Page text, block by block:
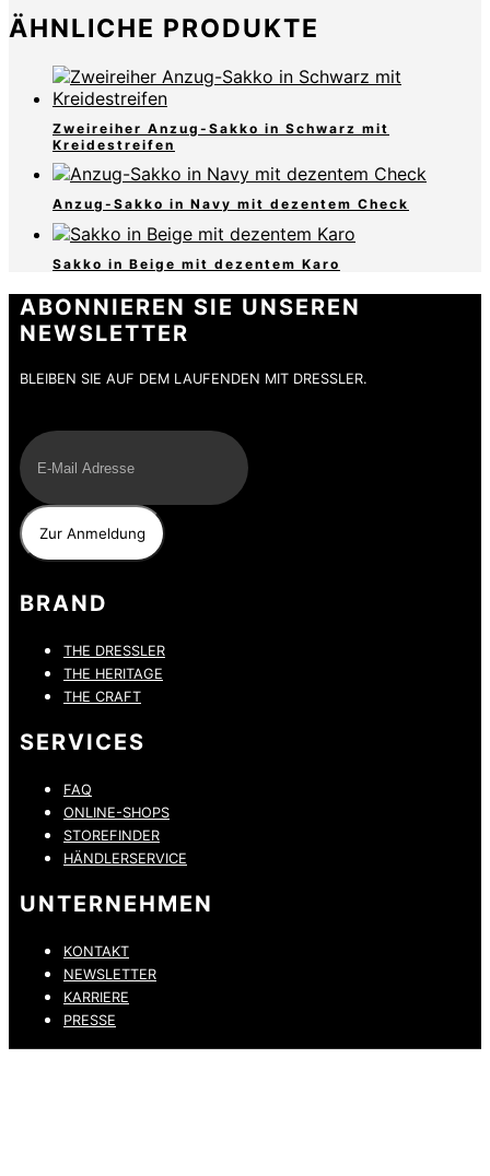
ÄHNLICHE PRODUKTE
Zweireiher Anzug-Sakko in Schwarz mit
Kreidestreifen
Anzug-Sakko in Navy mit dezentem Check
Sakko in Beige mit dezentem Karo
ABONNIEREN SIE UNSEREN
NEWSLETTER
BLEIBEN SIE AUF DEM LAUFENDEN MIT DRESSLER.
BRAND
THE DRESSLER
THE HERITAGE
THE CRAFT
SERVICES
FAQ
ONLINE-SHOPS
STOREFINDER
HÄNDLERSERVICE
UNTERNEHMEN
KONTAKT
NEWSLETTER
KARRIERE
PRESSE